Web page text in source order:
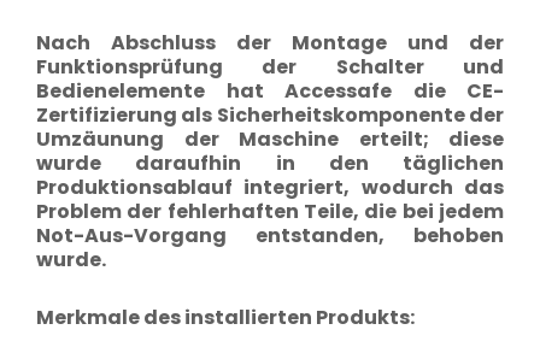
Nach Abschluss der Montage und der
Funktionsprüfung der Schalter und
Bedienelemente hat Accessafe die CE-
Zertifizierung als Sicherheitskomponente der
Umzäunung der Maschine erteilt; diese
wurde daraufhin in den täglichen
Produktionsablauf integriert, wodurch das
Problem der fehlerhaften Teile, die bei jedem
Not-Aus-Vorgang entstanden, behoben
wurde.
Merkmale des installierten Produkts: